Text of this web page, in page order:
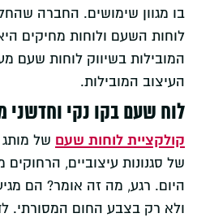
בו מגוון שימושים. החברה
המובילות בשיווק לוחות שעם
העיצוב המובילות.
לוח שעם בקו נקי וחדשני
קולקציית לוחות שעם של מותג
של סגנונות עיצוביים,
היום. רגע, מה זה אומר? הם
ולא רק בצבע החום המסורתי.